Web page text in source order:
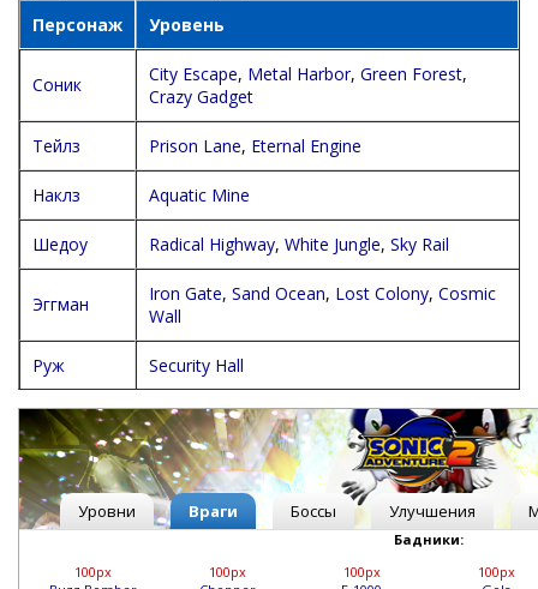
Персонаж
Уровень
Соник City Escape, Metal Harbor, Green Forest,
Crazy Gadget
Тейлз Prison Lane, Eternal Engine
Наклз Aquatic Mine
Шедоу Radical Highway, White Jungle, Sky Rail
Эггман Iron Gate, Sand Ocean, Lost Colony, Cosmic
Wall
Руж Security Hall
Уровни Враги Боссы Улучшения
Бадники:
100px
100px
100px
100px